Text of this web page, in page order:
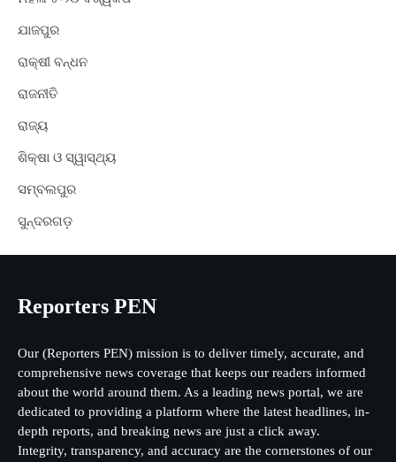
ଯାଜପୁର
ରାକ୍ଷୀ ବନ୍ଧନ
ରାଜନୀତି
ରାଜ୍ୟ
ଶିକ୍ଷା ଓ ସ୍ୱାସ୍ଥ୍ୟ
ସମ୍ବଲପୁର
ସୁନ୍ଦରଗଡ଼
Reporters PEN
Our (Reporters PEN) mission is to deliver timely, accurate, and
comprehensive news coverage that keeps our readers informed
about the world around them. As a leading news portal, we are
dedicated to providing a platform where the latest headlines, in-
depth reports, and breaking news are just a click away.
Integrity, transparency, and accuracy are the cornerstones of our